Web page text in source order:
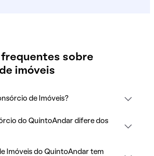
frequentes sobre
imóveis
de Imóveis?
do QuintoAndar difere dos
Imóveis do QuintoAndar tem